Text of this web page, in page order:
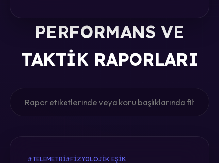
PERFORMANS VE
TAKTIK RAPORLARI
#TELEMETRI#FIZYOLOJIK EŞIK